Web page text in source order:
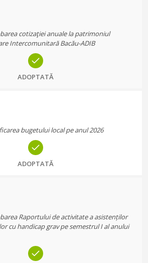
cotizaţiei anuale la patrimoniul
Intercomunitară Bacău-ADIB
ADOPTATĂ
bugetului local pe anul 2026
ADOPTATĂ
Raportului de activitate a asistenților
cu handicap grav pe semestrul I al anului